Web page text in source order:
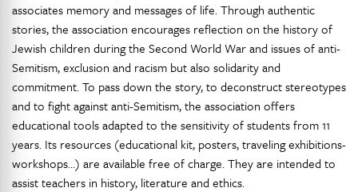
associates memory and messages of life. Through authentic
stories, the association encourages reflection on the history of
Jewish children during the Second World War and issues of anti-
Semitism, exclusion and racism but also solidarity and
commitment. To pass down the story, to deconstruct stereotypes
and to fight against anti-Semitism, the association offers
educational tools adapted to the sensitivity of students from 11
years. Its resources (educational kit, posters, traveling exhibitions-
workshops…) are available free of charge. They are intended to
assist teachers in history, literature and ethics.